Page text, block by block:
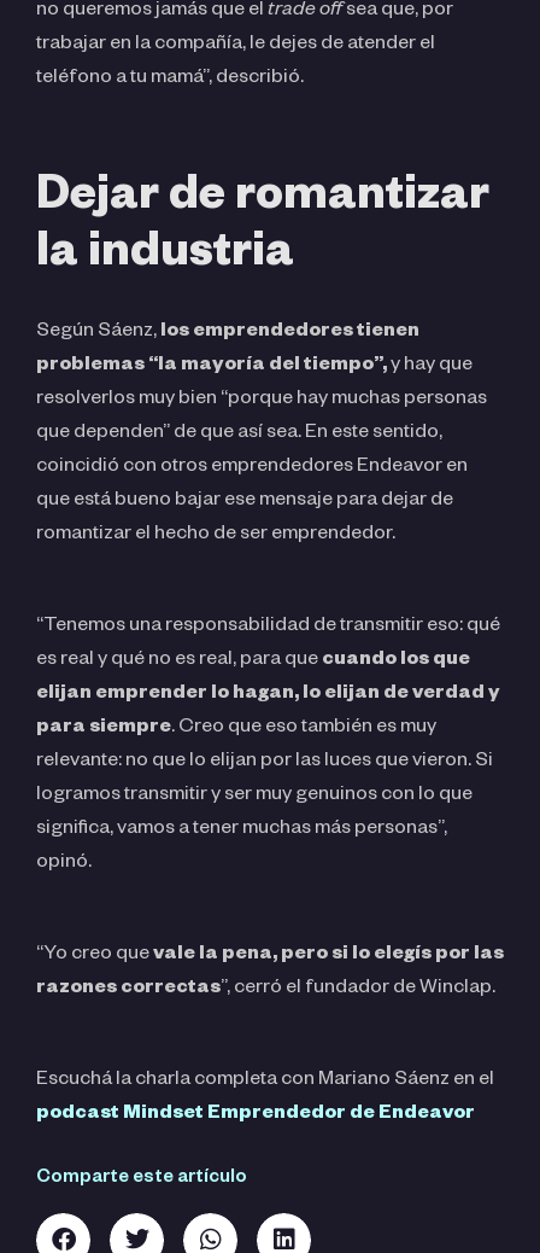
no queremos jamás que el trade offsea que, por
trabajar en la compañía, le dejes de atender el
teléfono a tu mamá”, describió.
Dejar de romantizar
la industria
Según Sáenz, los emprendedores tienen
problemas “la mayoría del tiempo”,y hay que
resolverlos muy bien “porque hay muchas personas
que dependen” de que así sea. En este sentido,
coincidió con otros emprendedores Endeavor en
que está bueno bajar ese mensaje para dejar de
romantizar el hecho de ser emprendedor.
“Tenemos una responsabilidad de transmitir eso: qué
es real y qué no es real, para que cuando los que
elijan emprender lo hagan, lo elijan de verdad y
para siempre. Creo que eso también es muy
relevante: no que lo elijan por las luces que vieron. Si
logramos transmitir y ser muy genuinos con lo que
significa, vamos a tener muchas más personas”,
opinó.
“Yo creo quevale la pena, pero si lo elegís por las
razones correctas”, cerró el fundador de Winclap.
Escuchá la charla completa con Mariano Sáenz en el
podcast Mindset Emprendedor de Endeavor
Comparte este artículo